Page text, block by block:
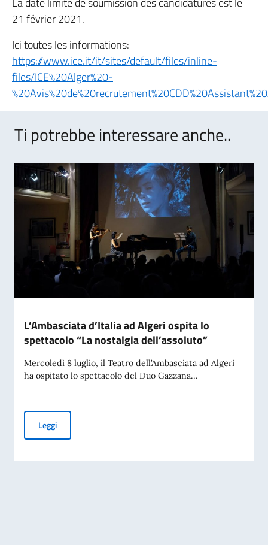
21 février 2021.
Ici toutes les informations:
https://www.ice.it/it/sites/default/files/inline-
files/ICE%20Alger%20-
Ti potrebbe interessare anche..
L’Ambasciata d’Italia ad Algeri ospita lo
spettacolo “La nostalgia dell’assoluto”
Mercoledì 8 luglio, il Teatro dell’Ambasciata ad Algeri
ha ospitato lo spettacolo del Duo Gazzana...
LeggiL’Ambasciata d’Italia ad Algeri ospita lo spettacolo “La